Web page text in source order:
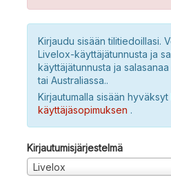
Kirjaudu sisään tilitiedoillasi.
Livelox-käyttäjätunnusta ja
käyttäjätunnusta ja
tai Australiassa..
Kirjautumalla sisään hyväksyt
käyttäjäsopimuksen .
Kirjautumisjärjestelmä
Livelox